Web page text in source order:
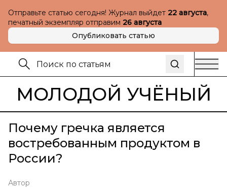
Отправьте статью сегодня! Журнал выйдет 22 августа,
печатный экземпляр отправим 26 августа
Опубликовать статью
МОЛОДОЙ УЧЁНЫЙ
Почему гречка является
востребованным продуктом в
России?
Автор